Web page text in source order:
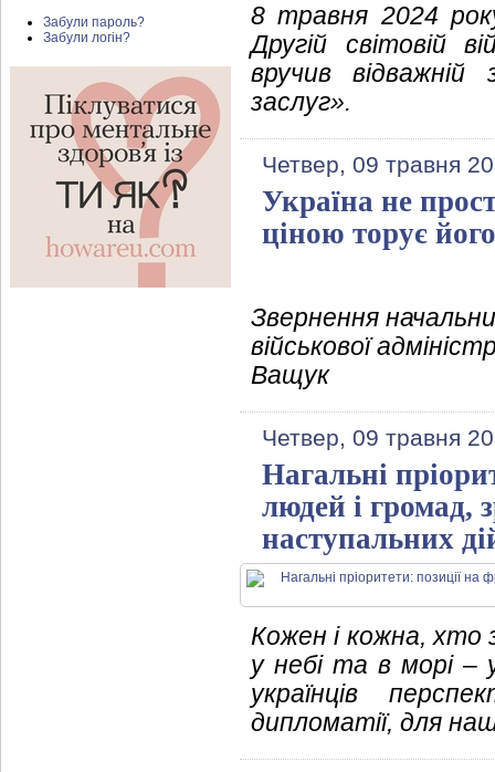
Забули пароль?
Забули логін?
8 травня 2024
Другій світовій
вручив
заслуг».
Четвер, 09 травня
Україна не
ціною торує
Звернення
військової
Ващук
Четвер, 09 травня
Нагальні
людей і громад,
наступальних
Кожен і кожна, хто
у небі та в морі –
українців
дипломатії, для